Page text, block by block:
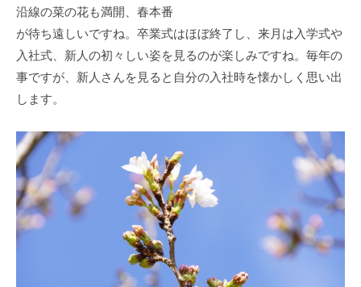
沿線の菜の花も満開、春本番
が待ち遠しいですね。卒業式はほぼ終了し、来月は入学式や
入社式、新人の初々しい姿を見るのが楽しみですね。毎年の
事ですが、新人さんを見ると自分の入社時を懐かしく思い出
します。